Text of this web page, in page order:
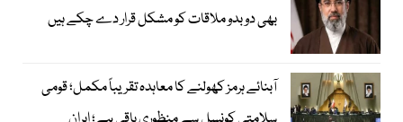
بھی دوبدو ملاقات کو مشکل قرار دے چکے ہیں
آبنائے ہرمز کھولنے کا معاہدہ تقریباً مکمل؛ قومی